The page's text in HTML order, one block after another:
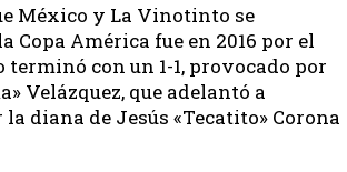
México y La Vinotinto se
Copa América fue en 2016 por el
terminó con un 1-1, provocado por
Velázquez, que adelantó a
la diana de Jesús «Tecatito» Corona